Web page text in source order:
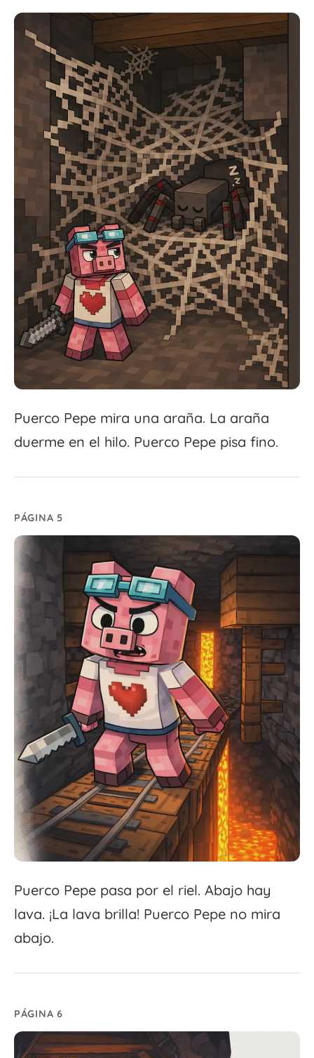
Puerco Pepe mira una araña. La araña
duerme en el hilo. Puerco Pepe pisa fino.
PÁGINA 5
Puerco Pepe pasa por el riel. Abajo hay
lava. ¡La lava brilla! Puerco Pepe no mira
abajo.
PÁGINA 6